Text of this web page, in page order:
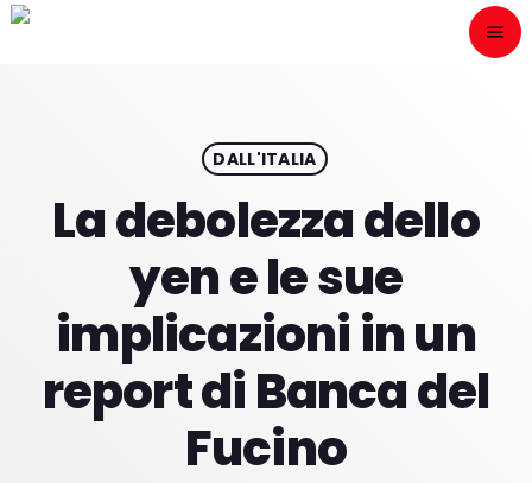
menu
play_arrow
HOME
PROGRAMACION
DALL'ITALIA
La debolezza dello
yen e le sue
implicazioni in un
report di Banca del
Fucino